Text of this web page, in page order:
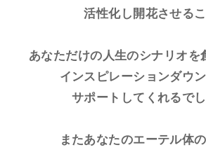
活性化し開花させる
あなただけの人生のシナリオを
インスピレーションダウ
サポートしてくれるで
またあなたのエーテル体